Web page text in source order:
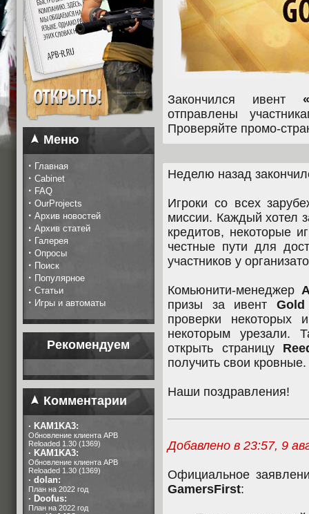
Меню
· Главная
· Cabinet
· FAQ
· OurProjects
· Архив новостей
· Архив статей
· Галерея
· Опросы
· Поиск
· Популярное
· Статьи
· Игры и автоматы
Рекомендуем
Комментарии
· KAM1KA3:
Обновление клиента APB
Reloaded 1.30 (1369)
· KAM1KA3:
Обновление клиента APB
Reloaded 1.30 (1369)
· dolan:
План на 2022 год
· Doofus:
План на 2022 год
Закончился ивент
отправлены
Проверяйте промо-
Неделю назад
Игроки со всех
миссии. Каждый хотел
кредитов, некоторые
честные пути для
участников у
Комьюнити-менеджер
призы за ивент
проверки некоторых
некоторым урезали.
открыть страницу
получить свои кровные.
Наши поздравления!
Добавлено в 23:57, 9
Официальное
GamersFirst: